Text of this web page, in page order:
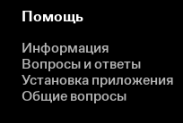
Помощь
Информация
Вопросы и ответы
Установка приложения
Общие вопросы